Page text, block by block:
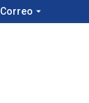
Correo arrow_drop_down